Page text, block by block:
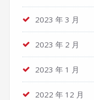
2023 年 3 月
2023 年 2 月
2023 年 1 月
2022 年 12 月